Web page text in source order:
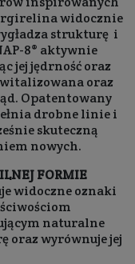
widocznie
strukturę i
8® aktywnie
jej jędrność oraz
oraz
Opatentowany
drobne linie i
skuteczną
nowych.
FORMIE
widoczne oznaki
naturalne
oraz wyrównuje jej